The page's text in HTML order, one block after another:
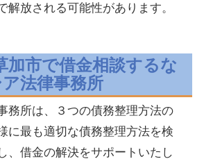
解放される可能性があります。
加市で借金相談するな
法律事務所
務所は、３つの債務整理方法の
に最も適切な債務整理方法を検
、借金の解決をサポートいたし